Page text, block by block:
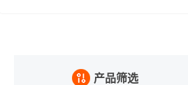
产品筛选